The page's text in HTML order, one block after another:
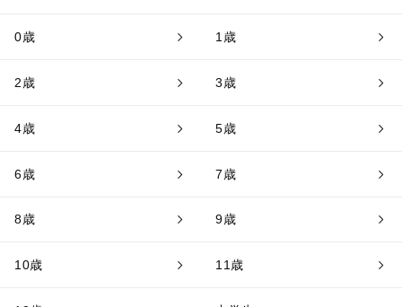
0歳 1歳
2歳 3歳
4歳 5歳
6歳 7歳
8歳 9歳
10歳 11歳